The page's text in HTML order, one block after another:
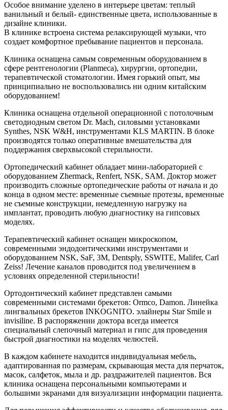
Особое внимание уделено в интерьере цветам: теплый
ванильный и белый- единственные цвета, использованные в
дизайне клиники.
В клинике встроена система релаксирующей музыки, что
создает комфортное пребывание пациентов и персонала.
Клиника оснащена самым современным оборудованием в
сфере рентгенологии (Planmeca), хирургии, ортопедии,
терапевтической стоматологии. Имея горький опыт, мы
принципиально не воспользовались ни одним китайским
оборудованием!
Клиника оснащена отдельной операционной с потолочным
светодиодным светом Dr. Mach, силовыми установками
Synthes, NSK W&H, инструментами KLS MARTIN. В блоке
производятся только оперативные вмешательства для
поддержания сверхвысокой стерильности.
Ортопедический кабинет обладает мини-лабораторией с
оборудованием Zhermack, Renfert, NSK, SAM. Доктор может
производить сложные ортопедические работы от начала и до
конца в одном месте: временные съемные протезы, временные
не съемные конструкции, немедленную нагрузку на
имплантат, проводить любую диагностику на гипсовых
моделях.
Терапевтический кабинет оснащен микроскопом,
современными эндодонтическими инструментами и
оборудованием NSK, SaF, 3M, Dentsply, SSWITE, Malifer, Carl
Zeiss! Лечение каналов проводится под увеличением в
условиях определенной стерильности!
Ортодонтический кабинет представлен самыми
современными системами брекетов: Ormco, Damon. Линейка
лингвальных брекетов INKOGNITO. элайнеры Star Smile и
invisiline. В распоряжении доктора всегда имеется
специальный слепочный материал и гипс для проведения
быстрой диагностики на моделях челюстей.
В каждом кабинете находится индивидуальная мебель,
адаптированная по размерам, скрывающая места для перчаток,
масок, салфеток, мыла и др. раздражителей пациентов. Вся
клиника оснащена персональными компьютерами и
большими экранами для визуализации информации пациента.